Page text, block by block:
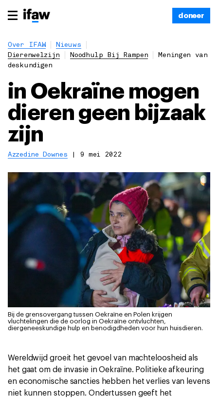
doneer
Over IFAW
Nieuws
Dierenwelzijn
Noodhulp Bij Rampen
Meningen van
deskundigen
in Oekraïne mogen
dieren geen bijzaak
zijn
Azzedine Downes 9 mei 2022
Bij de grensovergang tussen Oekraïne en Polen krijgen
vluchtelingen die de oorlog in Oekraïne ontvluchten,
diergeneeskundige hulp en benodigdheden voor hun huisdieren.
Wereldwijd groeit het gevoel van machteloosheid als
het gaat om de invasie in Oekraïne. Politieke afkeuring
en economische sancties hebben het verlies van levens
niet kunnen stoppen. Ondertussen geeft het